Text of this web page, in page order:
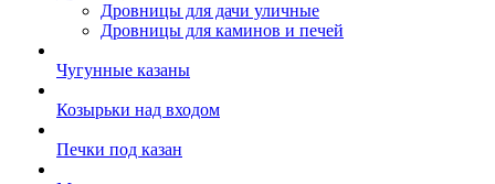
Дровницы для дачи уличные
Дровницы для каминов и печей
Чугунные казаны
Козырьки над входом
Печки под казан